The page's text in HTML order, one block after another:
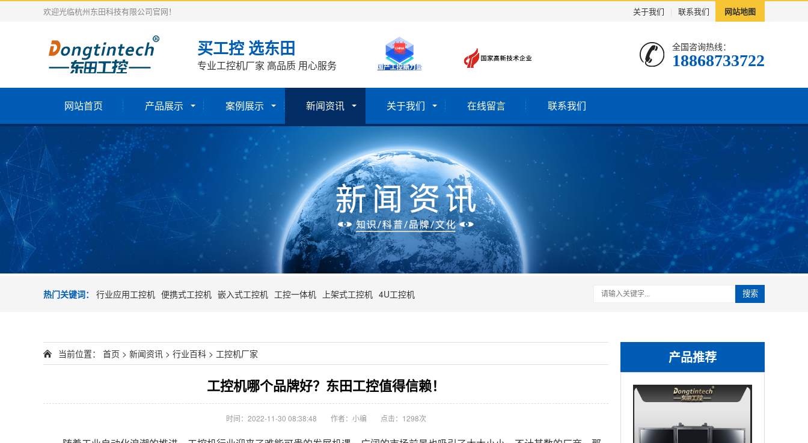
关于我们 联系我们 网站地图
欢迎光临杭州东田科技有限公司官网！
买工控 选东田
专业工控机厂家 高品质 用心服务
全国咨询热线：
18868733722
网站首页 产品展示 案例展示 新闻资讯 关于我们 在线留言 联系我们
热门关键词： 行业应用工控机 便携式工控机 嵌入式工控机 工控一体机 上架式工控机 4U工控机 搜索
产品推荐
当前位置： 首页 > 新闻资讯 > 行业百科 > 工控机厂家
工控机哪个品牌好？东田工控值得信赖！
时间：2022-11-30 08:38:48 作者：小编 点击： 1298次